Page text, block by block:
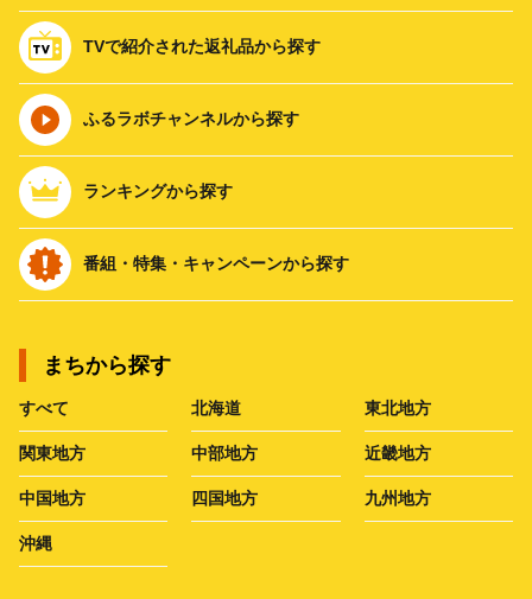
TVで紹介された返礼品から探す
ふるラボチャンネルから探す
ランキングから探す
番組・特集・キャンペーンから探す
まちから探す
すべて 北海道 東北地方
関東地方 中部地方 近畿地方
中国地方 四国地方 九州地方
沖縄